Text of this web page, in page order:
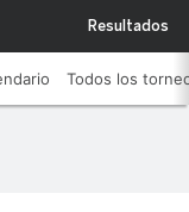
Resultados
Todos los